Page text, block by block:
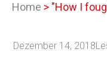
Home > "How I
Dezember 14, 2018